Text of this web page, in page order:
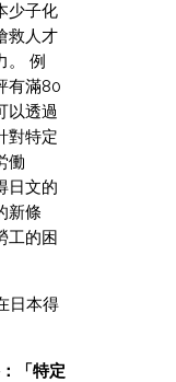
少子化
救人才
。 例
有滿80
以透過
對特定
働
日文的
新條
工的困
日本得
「特定